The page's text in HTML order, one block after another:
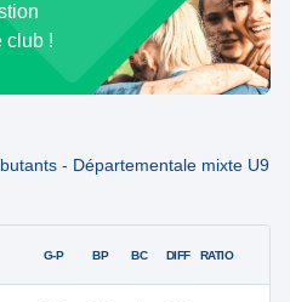
club !
- Départementale mixte U9
G-P BP BC DIFF RATIO